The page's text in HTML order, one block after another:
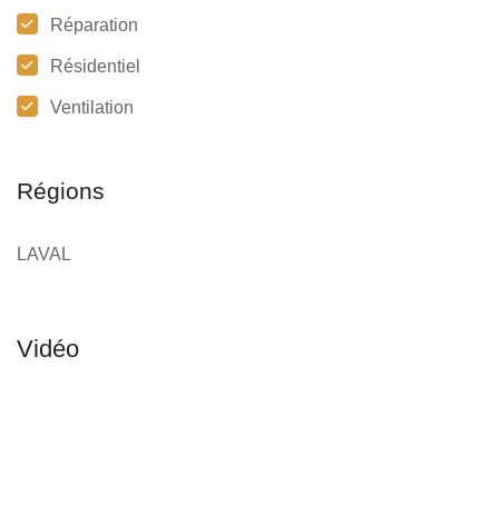
Réparation
Résidentiel
Ventilation
Régions
LAVAL